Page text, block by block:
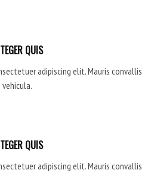
QUIS
adipiscing elit. Mauris convallis
vehicula.
QUIS
adipiscing elit. Mauris convallis